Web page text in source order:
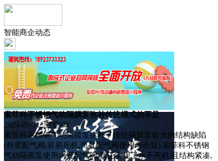
智能商企动态
索菲科不锈钢气动隔膜泵弥补传统模式的不足
2024-05-31 浏览:93
索菲科不锈钢气动隔膜泵弥补了传统隔膜泵较大的结构缺陷
(外置配气阀,容易死机,而且配气阀使用寿命短),索菲科不锈钢
气动隔膜泵使用内置配气阀,真正实现了永不死机,且结构紧凑,